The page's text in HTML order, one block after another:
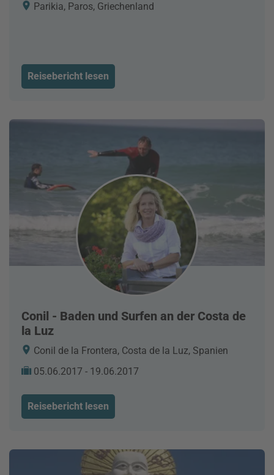
Parikia, Paros, Griechenland
Reisebericht lesen
Conil - Baden und Surfen an der Costa de
la Luz
Conil de la Frontera, Costa de la Luz, Spanien
05.06.2017 - 19.06.2017
Reisebericht lesen